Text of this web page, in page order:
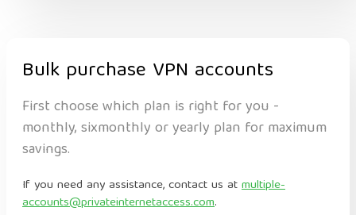
Bulk purchase VPN accounts
First choose which plan is right for you -
monthly, sixmonthly or yearly plan for maximum
savings.
If you need any assistance, contact us atmultiple-
accounts@privateinternetaccess.com.